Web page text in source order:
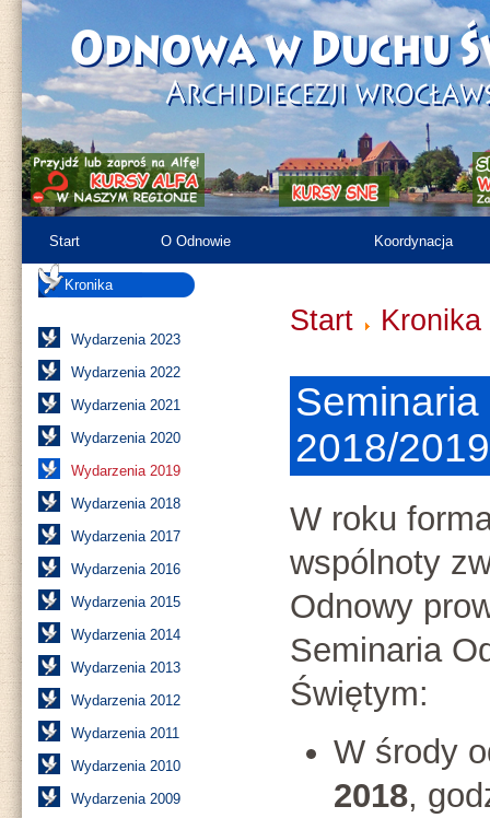
Start O Odnowie Koordynacja
Kronika
Wydarzenia 2023
Wydarzenia 2022
Wydarzenia 2021
Wydarzenia 2020
Wydarzenia 2019
Wydarzenia 2018
Wydarzenia 2017
Wydarzenia 2016
Wydarzenia 2015
Wydarzenia 2014
Wydarzenia 2013
Wydarzenia 2012
Wydarzenia 2011
Wydarzenia 2010
Wydarzenia 2009
Start Kronika
2018/2019
W roku
wspólnoty
Odnowy
Seminaria
Świętym:
W środy
2018,